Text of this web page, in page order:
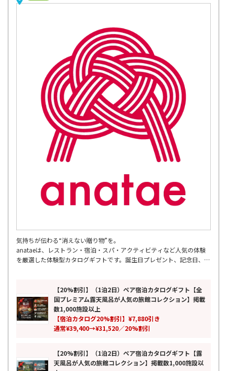
気持ちが伝わる“消えない贈り物”を。
anataeは、レストラン・宿泊・スパ・アクティビティなど人気の体験
を厳選した体験型カタログギフトです。誕生日プレゼント、記念日、結
累計7万人以上が利用し、全国の厳選スポットを掲載。ペアギフトや旅
行ギフトとしても人気の、モノではなく思い出を贈る新しいギフトとし
て、特別な時間と感動体験をお届けします。
【20%割引】（1泊2日）ペア宿泊カタログギフト【全
国プレミアム露天風呂が人気の旅館コレクション】掲載
数1,000施設以上
【宿泊カタログ20%割引】¥7,880引き
通常¥39,400→¥31,520／20%割引
【20%割引】（1泊2日）ペア宿泊カタログギフト【露
天風呂が人気の旅館コレクション】掲載数1,000施設以